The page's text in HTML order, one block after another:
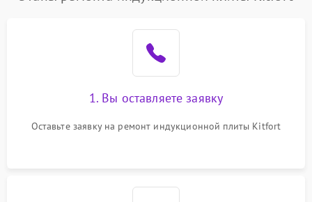
1. Вы оставляете заявку
Оставьте заявку на ремонт индукционной плиты Kitfort